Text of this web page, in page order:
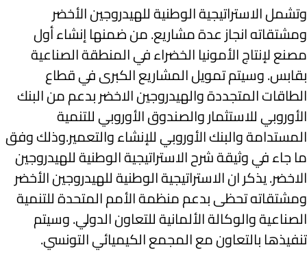
وتشمل الاستراتيجية الوطنية للهيدروجين الأخضر
ومشتقاته انجاز عدة مشاريع. من ضمنها إنشاء أول
مصنع لإنتاج الأمونيا الخضراء في المنطقة الصناعية
بقابس. وسيتم تمويل المشاريع الكبرى في قطاع
الطاقات المتجددة والهيدروجين الاخضر بدعم من البنك
الأوروبي للاستثمار والصندوق الأوروبي للتنمية
المستدامة والبنك الأوروبي للإنشاء والتعمير.وذلك وفق
ما جاء في وثيقة شرح الاستراتيجية الوطنية للهيدروجين
الاخضر. يذكر ان الاستراتيجية الوطنية للهيدروجين الأخضر
ومشتقاته تحظى بدعم منظمة الأمم المتحدة للتنمية
الصناعية والوكالة الألمانية للتعاون الدولي. وسيتم
تنفيذها بالتعاون مع المجمع الكيميائي التونسي.